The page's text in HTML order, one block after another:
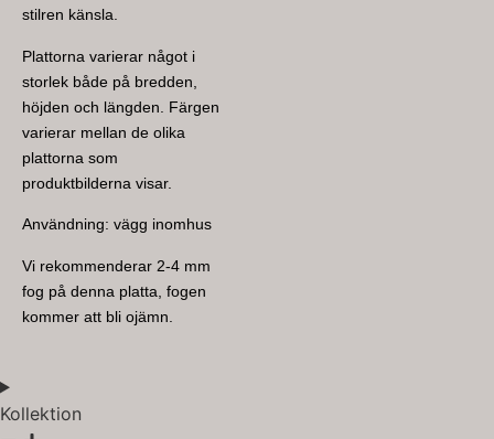
stilren känsla.
Plattorna varierar något i
storlek både på bredden,
höjden och längden. Färgen
varierar mellan de olika
plattorna som
produktbilderna visar.
Användning: vägg inomhus
Vi rekommenderar 2-4 mm
fog på denna platta, fogen
kommer att bli ojämn.
Kollektion